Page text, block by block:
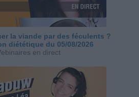
la viande par des féculents ?
diététique du 05/08/2026
en direct